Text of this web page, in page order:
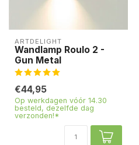
ARTDELIGHT
Wandlamp Roulo 2 -
Gun Metal
€44,95
Op werkdagen vóór 14.30
besteld, dezelfde dag
verzonden!*